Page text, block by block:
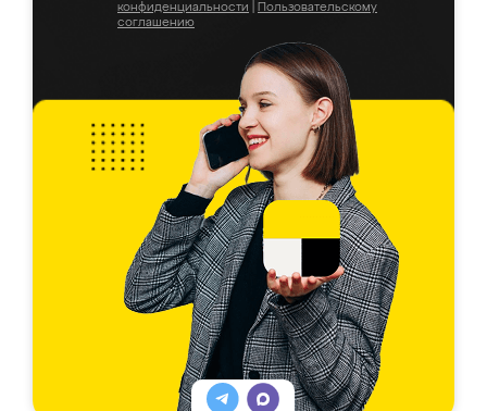
конфиденциальности
Пользовательскому
соглашению